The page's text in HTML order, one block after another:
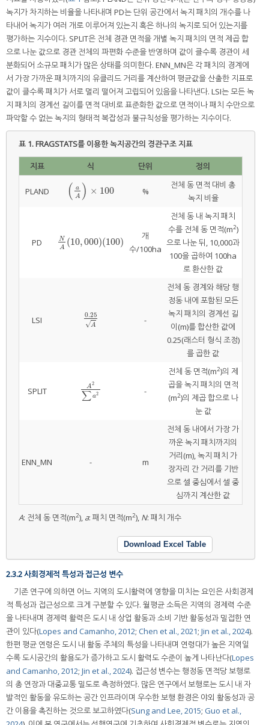
녹지가 차지하는 비율을 나타내며 PD는 단위 공간에서 녹지 패치의 개수를 나
타내어 녹지가 여러 개로 이루어져 있는지 혹은 하나의 녹지로 되어 있는지를
평가하는 지수이다. SPLIT은 전체 경관 면적을 개별 녹지 패치의 면적 제곱 합
으로 나눈 값으로 경관 전체의 파편화 수준을 반영하며 값이 클수록 경관이 세
분화되어 소규모 패치가 많은 상태를 의미한다. ENN_MN은 각 패치의 경계에
서 가장 가까운 패치까지의 유클리드 거리를 계산하여 평균값을 산출한 지표로
값이 클수록 패치가 서로 멀리 떨어져 고립되어 있음을 나타낸다. LSI는 모든 녹
지 패치의 경계선 길이를 면적 대비로 표준화한 값으로 면적이나 패치 수만으로
파악할 수 없는 녹지의 형태적 복잡성과 불규칙성을 평가하는 지수이다.
표 1.FRAGSTATS를 이용한 녹지공간의 경관구조 지표
지표 식 단위 정의
PLAND (
a
A ) × 100
a A× 100 %
전체 동 면적 대비 총
녹지 비율
PD
N
A (10,000)(100)
NA(10,000)(100)
개
수/100ha
전체 동 내 녹지 패치
수를 전체 동 면적(m2)
으로 나눈 뒤, 10,000과
100을 곱하여 100ha
로 환산한 값
LSI 0.25
A
√
0.25A -
전체 동 경계와 해당 행
정동 내에 포함된 모든
녹지 패치의 경계선 길
이(m)를 합산한 값에
0.25(래스터 형식 조정)
를 곱한 값
SPLIT A2
∑ a2
A2∑a2 -
전체 동 면적(m2)의 제
곱을 녹지 패치의 면적
(m2)의 제곱 합으로 나
눈 값
ENN_MN - m
전체 동 내에서 가장 가
까운 녹지 패치까지의
거리(m), 녹지 패치 가
장자리 간 거리를 기반
으로 셀 중심에서 셀 중
심까지 계산한 값
A: 전체 동 면적(m2), a: 패치 면적(m2), N: 패치 개수
Download Excel Table
2.3.2 사회경제적 특성과 접근성 변수
기존 연구에 의하면 어느 지역의 도시활력에 영향을 미치는 요인은 사회경제
적 특성과 접근성으로 크게 구분할 수 있다. 월평균 소득은 지역의 경제력 수준
을 나타내며 경제력 활력은 도시 내 상업 활동과 소비 기반 활동성과 밀접한 연
관이 있다(Lopes and Camanho, 2012; Chen et al., 2021; Jin et al., 2024).
한편 평균 연령은 도시 내 활동 주체의 특성을 나타내며 연령대가 높은 지역일
수록 도시공간의 활용도가 증가하고 도시 활력도 수준이 높게 나타난다(Lopes
and Camanho, 2012; Jin et al., 2024). 접근성 변수는 행정동 면적당 보행로
의 총 연장과 대중교통 밀도로 측정하였다. 많은 연구에서 보행로는 도시 내 자
발적인 활동을 유도하는 공간 인프라이며 우수한 보행 환경은 야외 활동성과 공
간 이용을 촉진하는 것으로 보고하였다(Sung and Lee, 2015; Guo et al.,